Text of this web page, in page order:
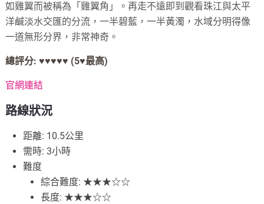
如雞翼而被稱為「雞翼角」。再走不遠即到觀看珠江與太平
洋鹹淡水交匯的分流，一半碧藍，一半黃濁，水域分明得像
一道無形分界，非常神奇。
總評分: ♥♥♥♥♥ (5♥最高)
官網連結
路線狀況
距離: 10.5公里
需時: 3小時
難度
綜合難度: ★★★☆☆
長度: ★★★☆☆